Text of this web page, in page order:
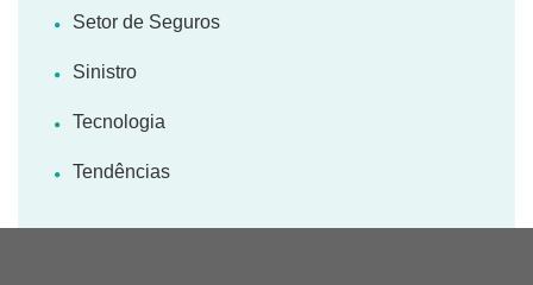
Setor de Seguros
Sinistro
Tecnologia
Tendências